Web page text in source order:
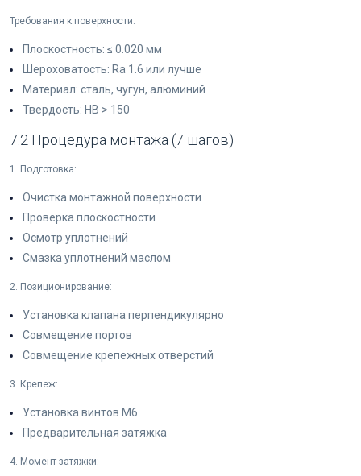
Требования к поверхности:
Плоскостность: ≤ 0.020 мм
Шероховатость: Ra 1.6 или лучше
Материал: сталь, чугун, алюминий
Твердость: HB > 150
7.2 Процедура монтажа (7 шагов)
1. Подготовка:
Очистка монтажной поверхности
Проверка плоскостности
Осмотр уплотнений
Смазка уплотнений маслом
2. Позиционирование:
Установка клапана перпендикулярно
Совмещение портов
Совмещение крепежных отверстий
3. Крепеж:
Установка винтов M6
Предварительная затяжка
4. Момент затяжки: